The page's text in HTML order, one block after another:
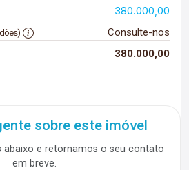
380.000,00
Consulte-nos
380.000,00
sobre este imóvel
abaixo e retornamos o seu contato
em breve.